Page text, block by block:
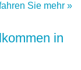
Sie mehr »
in